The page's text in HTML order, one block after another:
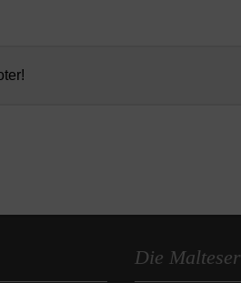
Die Malteser